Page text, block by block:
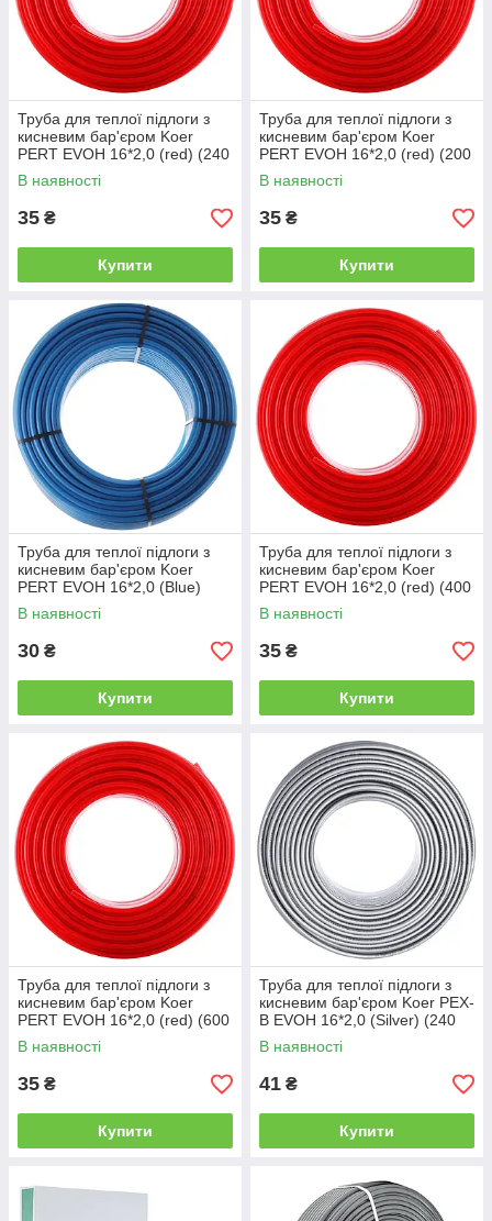
Труба для теплої підлоги з
кисневим бар'єром Koer
PERT EVOH 16*2,0 (red) (240
м) (KR2861)
В наявності
35 ₴
Купити
Труба для теплої підлоги з
кисневим бар'єром Koer
PERT EVOH 16*2,0 (red) (200
м) (KR2622)
В наявності
35 ₴
Купити
Труба для теплої підлоги з
кисневим бар'єром Koer
PERT EVOH 16*2,0 (Blue)
(200 м) (KR3090)
В наявності
30 ₴
Купити
Труба для теплої підлоги з
кисневим бар'єром Koer
PERT EVOH 16*2,0 (red) (400
м) (KR2624)
В наявності
35 ₴
Купити
Труба для теплої підлоги з
кисневим бар'єром Koer
PERT EVOH 16*2,0 (red) (600
м) (KR2625)
В наявності
35 ₴
Купити
Труба для теплої підлоги з
кисневим бар'єром Koer PEX-
B EVOH 16*2,0 (Silver) (240
м) (KR2858)
В наявності
41 ₴
Купити